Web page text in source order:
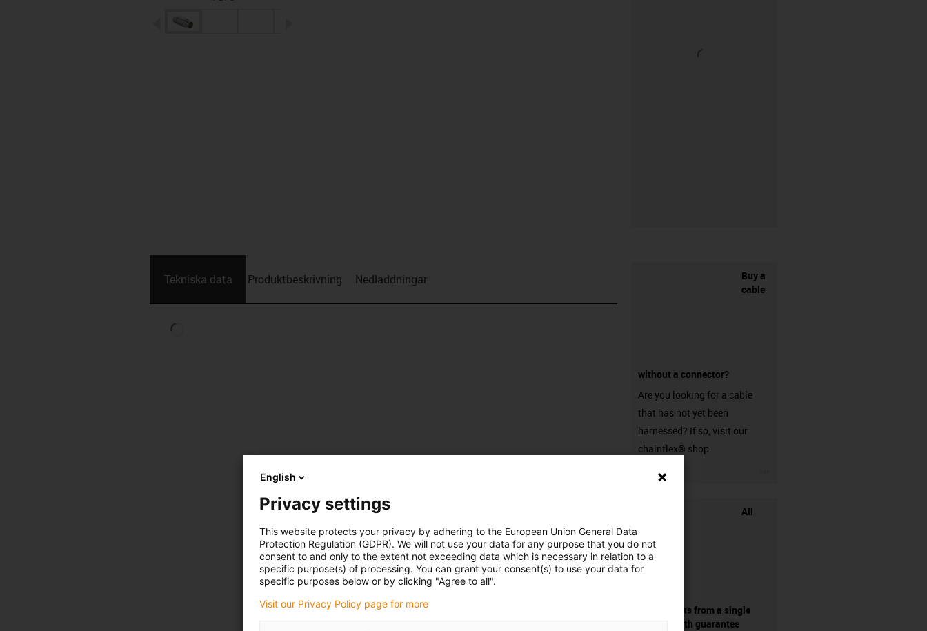
igus-icon-arrow-left
Tekniska data Produktbeskrivning Nedladdningar
Buy a
cable
without a connector?
Are you looking for a cable
that has not yet been
harnessed? If so, visit our
chainflex® shop.
All
components from a single
source - with guarantee
English
Privacy settings
This website protects your privacy by adhering to the European Union General Data
Protection Regulation (GDPR). We will not use your data for any purpose that you do not
consent to and only to the extent not exceeding data which is necessary in relation to a
specific purpose(s) of processing. You can grant your consent(s) to use your data for
specific purposes below or by clicking "Agree to all".
Visit our Privacy Policy page for more